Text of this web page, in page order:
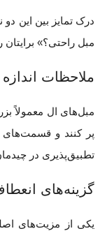
درک تمایز بین این
مبل راحتی؟»
ملاحظات
مبل‌های ال معمولاً
پر ‌کنند و قسمت‌های
تطبیق‌پذیری در
گزینه‌های
یکی از مزیت‌های